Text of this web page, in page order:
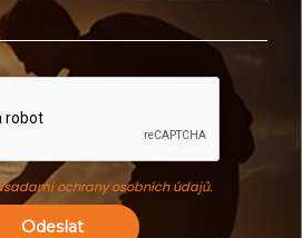
ochrany osobních údajů.
Odeslat